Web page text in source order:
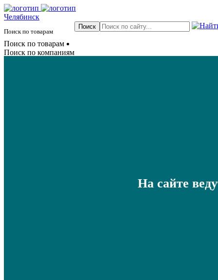
Челябинск
Поиск по товарам
Поиск по товарам
Поиск по компаниям
На сайте